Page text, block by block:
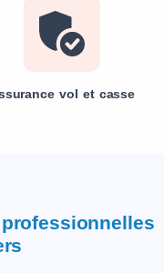
vol et casse